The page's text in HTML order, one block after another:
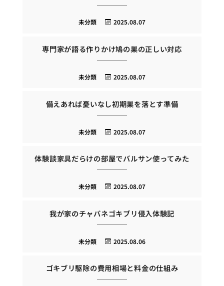
2025.08.07
未分類
専門家が語る作りかけ鳩の巣の正しい対応
2025.08.07
未分類
備えあれば憂いなし初期巣を落とす準備
2025.08.07
未分類
体験談家具だらけの部屋でバルサン使ってみた
2025.08.07
未分類
我が家のチャバネゴキブリ侵入体験記
2025.08.06
未分類
ゴキブリ駆除の費用相場と料金の仕組み